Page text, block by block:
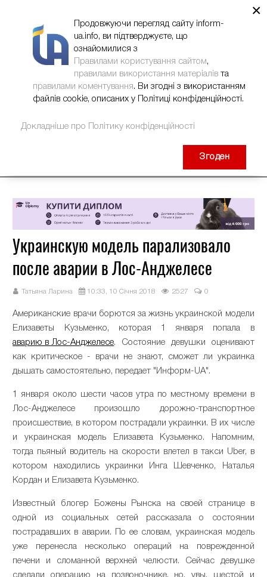
Украинскую модель парализовало
после аварии в Лос-Анджелесе
Татьяна Ларина 10:33, 10 Січня 2018 2527 0
Американские врачи борются за жизнь украинской модели
Елизаветы Кузьменко, которая 1 января попала в
аварию в Лос-Анджелесе. Состояние девушки оценивают
как критическое - врачи не знают, сможет ли украинка
дышать самостоятельно, передает "Информ-UA".
1 января около шести часов утра по местному времени в
Лос-Анджелесе произошло дорожно-транспортное
происшествие, в котором пострадали украинки. В их числе
и украинская модель Елизавета Кузьменко. Напомним,
тогда пьяный водитель на скорости влетел в такси Uber, в
котором находились украинки Инга Шевченко, Наталья
Кордан и Елизавета Кузьменко.
Известный блогер Божены Рынска на своей странице в
одной из социальных сетей рассказала о состоянии
пострадавших в аварии. По ее словам, украинская модель
уже перенесла несколько операций на поврежденной
печени и сломанной верхней челюсти. Сейчас девушке
сделали операцию на позвоночнике, но, увы, шестой и
×
Продовжуючи перегляд сайту inform-
ua.info, ви підтверджуєте, що
ознайомилися з
Правилами користування сайтом,
правилами використання матеріалів та
правилами коментування. Ви згодні з використанням
файлів cookie, описаних у Політиці конфіденційності.
Докладніше про Політику конфіденційності
Згоден